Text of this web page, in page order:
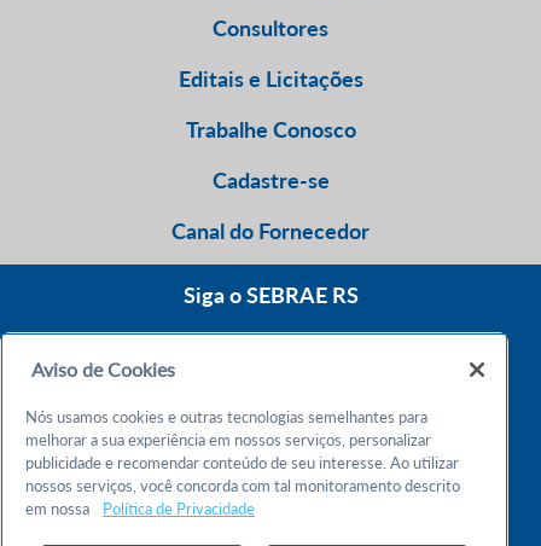
Consultores
Editais e Licitações
Trabalhe Conosco
Cadastre-se
Canal do Fornecedor
Siga o SEBRAE RS
Atendimento 24h
Chame no WhatsApp
Aviso de Cookies
Nós usamos cookies e outras tecnologias semelhantes para
melhorar a sua experiência em nossos serviços, personalizar
publicidade e recomendar conteúdo de seu interesse. Ao utilizar
nossos serviços, você concorda com tal monitoramento descrito
em nossa
Política de Privacidade